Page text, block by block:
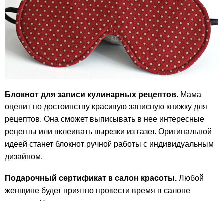
Блокнот для записи кулинарных рецептов. Мама
оценит по достоинству красивую записную книжку для
рецептов. Она сможет выписывать в нее интересные
рецепты или вклеивать вырезки из газет. Оригинальной
идеей станет блокнот ручной работы с индивидуальным
дизайном.
Подарочный сертификат в салон красоты. Любой
женщине будет приятно провести время в салоне